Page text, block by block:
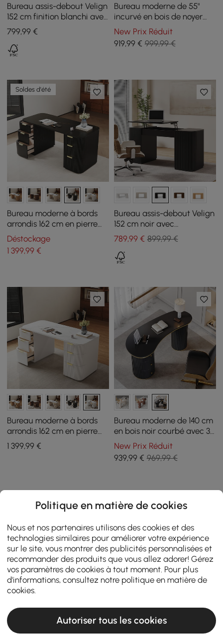
Bureau assis-debout Velign
152 cm finition blanchi avec
rangement à 2 portes
799,99 €
Bureau moderne de 55"
incurvé en bois de noyer
avec 3 tiroirs et base à
double piédestal cannelé
New Prix Réduit
919,99€ 999,99 €
Soldes d'été
Bureau moderne à bords
arrondis 162 cm en pierre
frittée noir mat et noir avec
double rangement
Déstockage
1 399,99 €
Bureau assis-debout Velign
152 cm noir avec
rangement à 2 portes
789,99€ 899,99 €
Bureau moderne à bords
arrondis 162 cm en pierre
frittée blanc brillant et
blanc avec double
1 399,99 €
Bureau moderne de 140 cm
en bois noir courbé avec 3
tiroirs et double piètement
cannelé
New Prix Réduit
939,99€ 969,99 €
Politique en matière de cookies
Nous et nos partenaires utilisons des cookies et des
technologies similaires pour améliorer votre expérience
sur le site, vous montrer des publicités personnalisées et
recommander des produits que vous allez adorer! Gérez
vos paramètres de cookies à tout moment. Pour plus
d'informations, consultez notre politique en matière de
cookies
Autoriser tous les cookies